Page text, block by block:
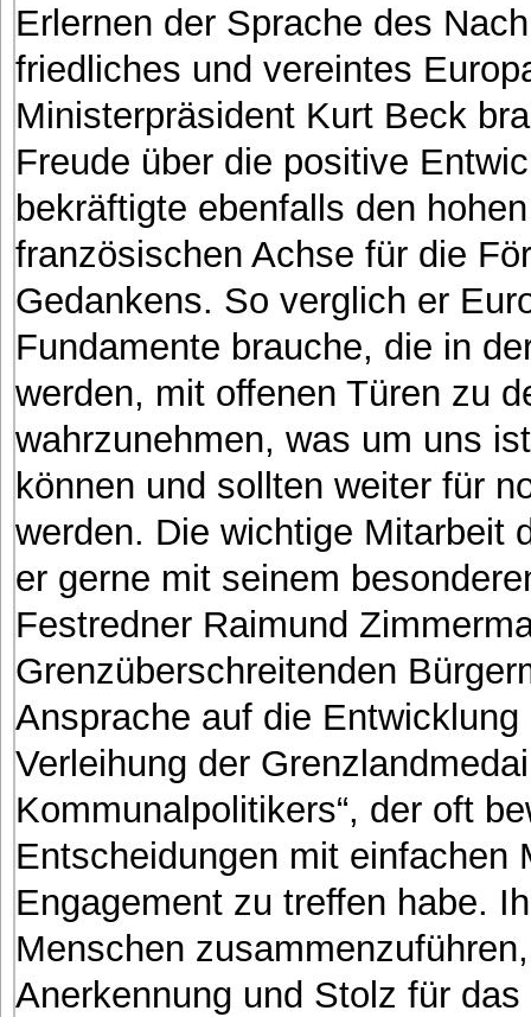
Erlernen der Sprache des
friedliches und vereintes
Ministerpräsident Kurt Beck
Freude über die positive
bekräftigte ebenfalls den
französischen Achse für die
Gedankens. So verglich er
Fundamente brauche, die in
werden, mit offenen Türen zu
wahrzunehmen, was um uns
können und sollten weiter für
werden. Die wichtige Mitarbeit
er gerne mit seinem
Festredner Raimund
Grenzüberschreitenden
Ansprache auf die
Verleihung der
Kommunalpolitikers“, der oft
Entscheidungen mit einfachen
Engagement zu treffen habe.
Menschen
Anerkennung und Stolz für